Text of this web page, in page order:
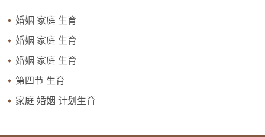
婚姻 家庭 生育
婚姻 家庭 生育
婚姻 家庭 生育
第四节 生育
家庭 婚姻 计划生育